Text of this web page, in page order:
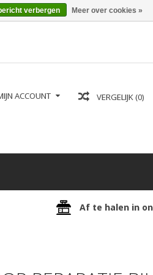
VERGELIJK (0)
ACCOUNT
Af te halen in
verbergen Meer over cookies »